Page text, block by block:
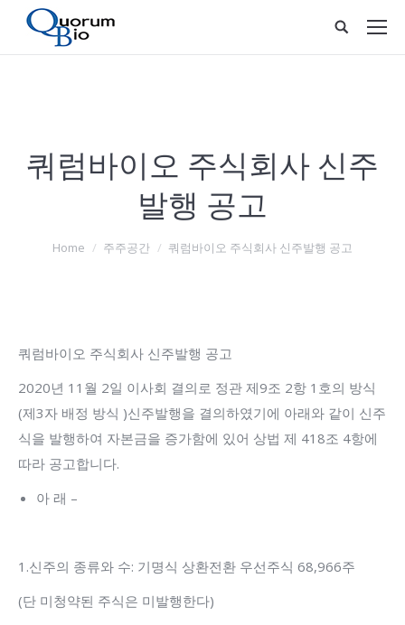
쿼럼바이오 주식회사 신주
발행 공고
You are here:
Home 주주공간 쿼럼바이오 주식회사 신주발행 공고
쿼럼바이오 주식회사 신주발행 공고
2020년 11월 2일 이사회 결의로 정관 제9조 2항 1호의 방식
(제3자 배정 방식 )신주발행을 결의하였기에 아래와 같이 신주
식을 발행하여 자본금을 증가함에 있어 상법 제 418조 4항에
따라 공고합니다.
아 래 –
1.신주의 종류와 수: 기명식 상환전환 우선주식 68,966주
(단 미청약된 주식은 미발행한다)